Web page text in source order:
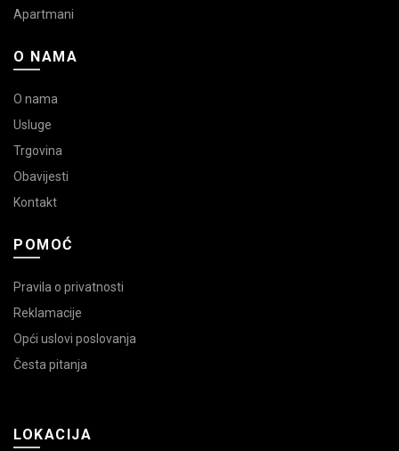
Apartmani
O NAMA
O nama
Usluge
Trgovina
Obavijesti
Kontakt
POMOĆ
Pravila o privatnosti
Reklamacije
Opći uslovi poslovanja
Česta pitanja
LOKACIJA